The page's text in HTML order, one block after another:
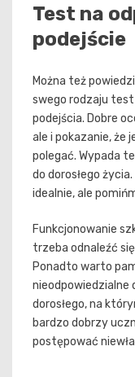
Test na
podejście
Można też
swego rodzaju
podejścia. Dobre
ale i pokazanie, że
polegać. Wypada
do dorosłego
idealnie, ale
Funkcjonowanie
trzeba odnaleźć
Ponadto warto
nieodpowiedzialne
dorosłego, na
bardzo dobrzy
postępować